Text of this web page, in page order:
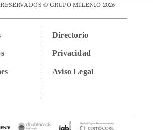
© GRUPO MILENIO 2026
Directorio
Privacidad
Aviso Legal